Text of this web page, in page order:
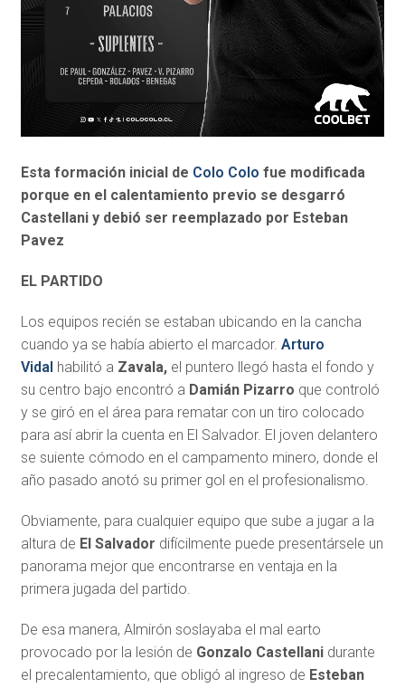
Esta formación inicial de Colo Colo fue modificada
porque en el calentamiento previo se desgarró
Castellani y debió ser reemplazado por Esteban
Pavez
EL PARTIDO
Los equipos recién se estaban ubicando en la cancha
cuando ya se había abierto el marcador. Arturo
Vidal habilitó a Zavala, el puntero llegó hasta el fondo y
su centro bajo encontró a Damián Pizarro que controló
y se giró en el área para rematar con un tiro colocado
para así abrir la cuenta en El Salvador. El joven delantero
se suiente cómodo en el campamento minero, donde el
año pasado anotó su primer gol en el profesionalismo.
Obviamente, para cualquier equipo que sube a jugar a la
altura de El Salvador difícilmente puede presentársele un
panorama mejor que encontrarse en ventaja en la
primera jugada del partido.
De esa manera, Almirón soslayaba el mal earto
provocado por la lesión de Gonzalo Castellanidurante
el precalentamiento, que obligó al ingreso de Esteban